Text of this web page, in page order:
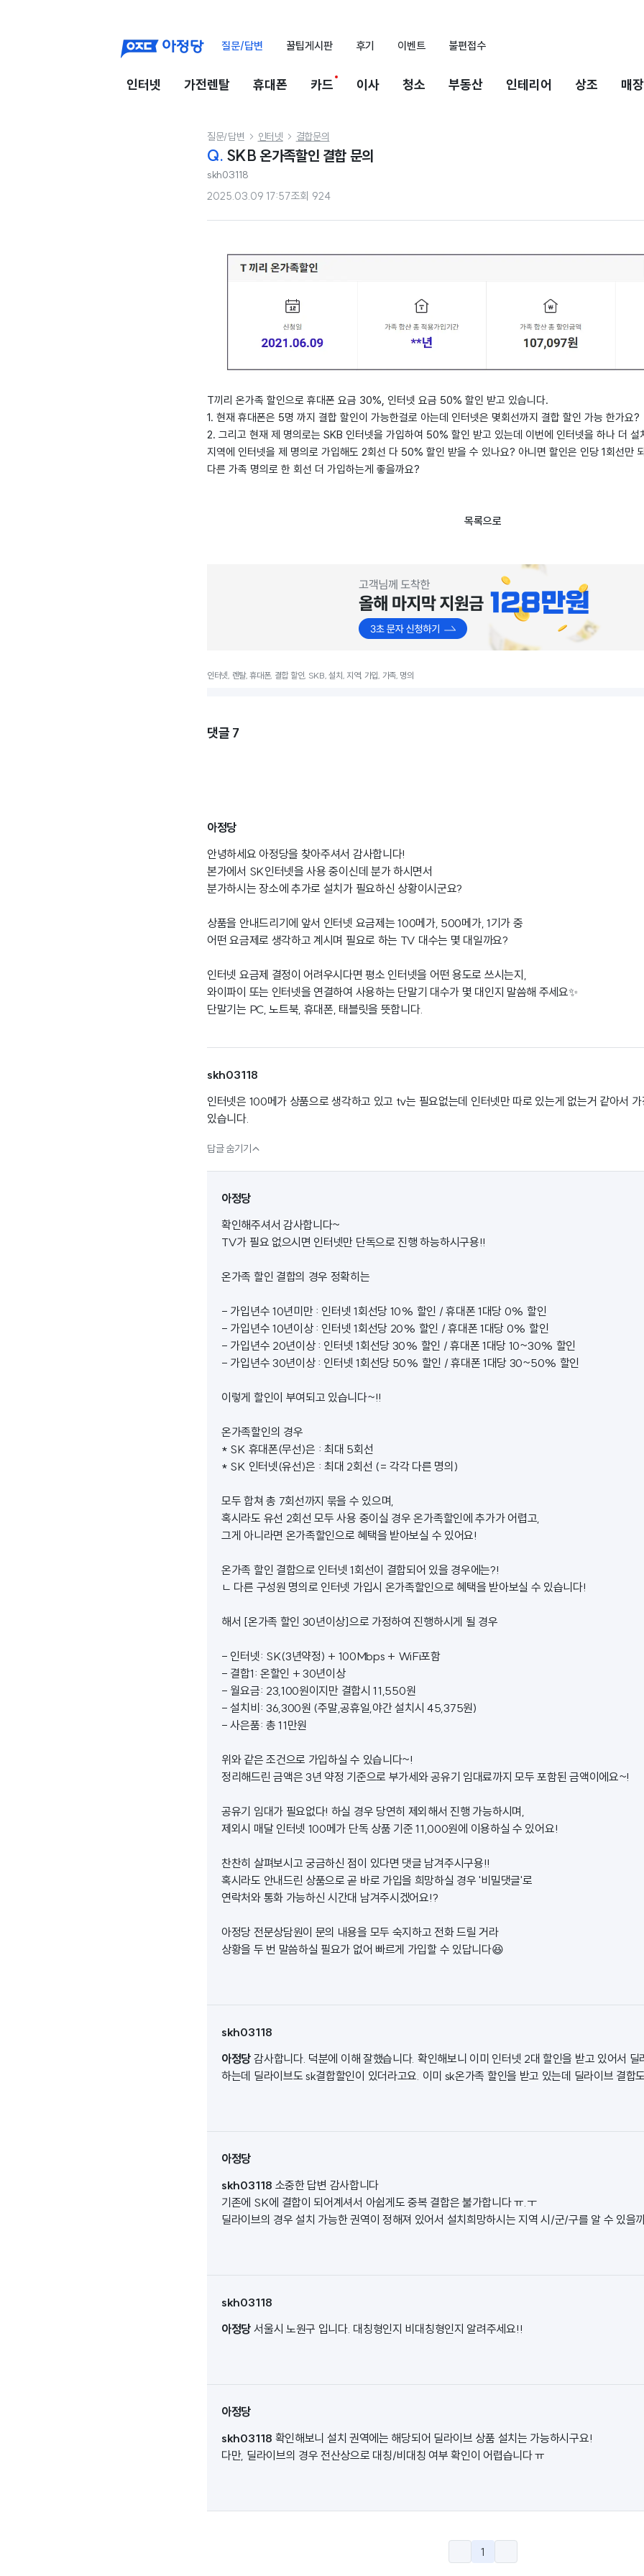
질문/답변 꿀팁게시판 후기 이벤트 불편접수
인터넷 가전렌탈 휴대폰 카드 이사 청소 부동산 인테리어 상조 매
질문/답변  인터넷  결합문의
Q. SKB 온가족할인 결합 문의
skh03118
2025.03.09 17:57조회 924
T끼리 온가족 할인으로 휴대폰 요금 30%, 인터넷 요금 50% 할인 받고 있습니다.
1. 현재 휴대폰은 5명 까지 결합 할인이 가능한걸로 아는데 인터넷은 몇회선까지 결합 할인 가능 한가요?
2. 그리고 현재 제 명의로는 SKB 인터넷을 가입하여 50% 할인 받고 있는데 이번에 인터넷을 하나 더 설
지역에 인터넷을 제 명의로 가입해도 2회선 다 50% 할인 받을 수 있나요? 아니면 할인은 인당 1회선만
다른 가족 명의로 한 회선 더 가입하는게 좋을까요?
목록으로
인터넷, 렌탈, 휴대폰, 결합 할인, SKB, 설치, 지역, 가입, 가족, 명의
댓글 7
아정당
안녕하세요 아정당을 찾아주셔서 감사합니다!
본가에서 SK인터넷을 사용 중이신데 분가 하시면서
분가하시는 장소에 추가로 설치가 필요하신 상황이시군요?
상품을 안내드리기에 앞서 인터넷 요금제는 100메가, 500메가, 1기가 중
어떤 요금제로 생각하고 계시며 필요로 하는 TV 대수는 몇 대일까요?
인터넷 요금제 결정이 어려우시다면 평소 인터넷을 어떤 용도로 쓰시는지,
와이파이 또는 인터넷을 연결하여 사용하는 단말기 대수가 몇 대인지 말씀해 주세요✨
단말기는 PC, 노트북, 휴대폰, 태블릿을 뜻합니다.
skh03118
인터넷은 100메가 상품으로 생각하고 있고 tv는 필요없는데 인터넷만 따로 있는게 없는거 같아서
있습니다.
답글 숨기기
아정당
확인해주셔서 감사합니다~
TV가 필요 없으시면 인터넷만 단독으로 진행 하능하시구용!!
온가족 할인 결합의 경우 정확히는
- 가입년수 10년미만 : 인터넷 1회선당 10% 할인 / 휴대폰 1대당 0% 할인
- 가입년수 10년이상 : 인터넷 1회선당 20% 할인 / 휴대폰 1대당 0% 할인
- 가입년수 20년이상 : 인터넷 1회선당 30% 할인 / 휴대폰 1대당 10~30% 할인
- 가입년수 30년이상 : 인터넷 1회선당 50% 할인 / 휴대폰 1대당 30~50% 할인
이렇게 할인이 부여되고 있습니다~!!
온가족할인의 경우
* SK 휴대폰(무선)은 : 최대 5회선
* SK 인터넷(유선)은 : 최대 2회선 (= 각각 다른 명의)
모두 합쳐 총 7회선까지 묶을 수 있으며,
혹시라도 유선 2회선 모두 사용 중이실 경우 온가족할인에 추가가 어렵고,
그게 아니라면 온가족할인으로 혜택을 받아보실 수 있어요!
온가족 할인 결합으로 인터넷 1회선이 결합되어 있을 경우에는?!
ㄴ 다른 구성원 명의로 인터넷 가입시 온가족할인으로 혜택을 받아보실 수 있습니다!
해서 [온가족 할인 30년이상]으로 가정하여 진행하시게 될 경우
- 인터넷: SK(3년약정) + 100Mbps + WiFi포함
- 결합1: 온할인 + 30년이상
- 월요금: 23,100원이지만 결합시 11,550원
- 설치비: 36,300원 (주말,공휴일,야간 설치시 45,375원)
- 사은품: 총 11만원
위와 같은 조건으로 가입하실 수 있습니다~!
정리해드린 금액은 3년 약정 기준으로 부가세와 공유기 임대료까지 모두 포함된 금액이에요~!
공유기 임대가 필요없다! 하실 경우 당연히 제외해서 진행 가능하시며,
제외시 매달 인터넷 100메가 단독 상품 기준 11,000원에 이용하실 수 있어요!
찬찬히 살펴보시고 궁금하신 점이 있다면 댓글 남겨주시구용!!
혹시라도 안내드린 상품으로 곧 바로 가입을 희망하실 경우 '비밀댓글'로
연락처와 통화 가능하신 시간대 남겨주시겠어요!?
아정당 전문상담원이 문의 내용을 모두 숙지하고 전화 드릴 거라
상황을 두 번 말씀하실 필요가 없어 빠르게 가입할 수 있답니다😆
skh03118
아정당 감사합니다. 덕분에 이해 잘했습니다. 확인해보니 이미 인터넷 2대 할인을 받고 있어서 딜
하는데 딜라이브도 sk결합할인이 있더라고요. 이미 sk온가족 할인을 받고 있는데 딜라이브 결합
아정당
skh03118 소중한 답변 감사합니다
기존에 SK에 결합이 되어계셔서 아쉽게도 중복 결합은 불가합니다 ㅠ.ㅜ
딜라이브의 경우 설치 가능한 권역이 정해져 있어서 설치희망하시는 지역 시/군/구를 알 수 있을
skh03118
아정당 서울시 노원구 입니다. 대칭형인지 비대칭형인지 알려주세요!!
아정당
skh03118 확인해보니 설치 권역에는 해당되어 딜라이브 상품 설치는 가능하시구요!
다만, 딜라이브의 경우 전산상으로 대칭/비대칭 여부 확인이 어렵습니다 ㅠ
1